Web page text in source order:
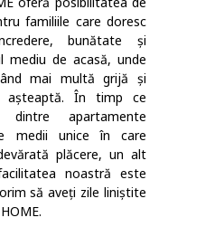
familiile care doresc
bunătate și
mediu de acasă, unde
mai multă grijă și
așteaptă. În timp ce
dintre apartamente
medii unice în care
plăcere, un alt
noastră este
să aveți zile liniștite